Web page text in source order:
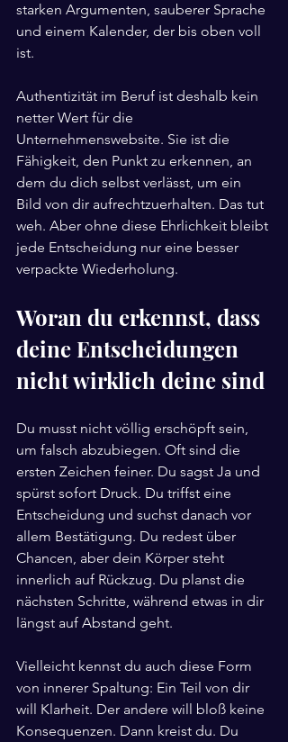
starken Argumenten, sauberer Sprache
und einem Kalender, der bis oben voll
ist.
Authentizität im Beruf ist deshalb kein
netter Wert für die
Unternehmenswebsite. Sie ist die
Fähigkeit, den Punkt zu erkennen, an
dem du dich selbst verlässt, um ein
Bild von dir aufrechtzuerhalten. Das tut
weh. Aber ohne diese Ehrlichkeit bleibt
jede Entscheidung nur eine besser
verpackte Wiederholung.
Woran du erkennst, dass
deine Entscheidungen
nicht wirklich deine sind
Du musst nicht völlig erschöpft sein,
um falsch abzubiegen. Oft sind die
ersten Zeichen feiner. Du sagst Ja und
spürst sofort Druck. Du triffst eine
Entscheidung und suchst danach vor
allem Bestätigung. Du redest über
Chancen, aber dein Körper steht
innerlich auf Rückzug. Du planst die
nächsten Schritte, während etwas in dir
längst auf Abstand geht.
Vielleicht kennst du auch diese Form
von innerer Spaltung: Ein Teil von dir
will Klarheit. Der andere will bloß keine
Konsequenzen. Dann kreist du. Du